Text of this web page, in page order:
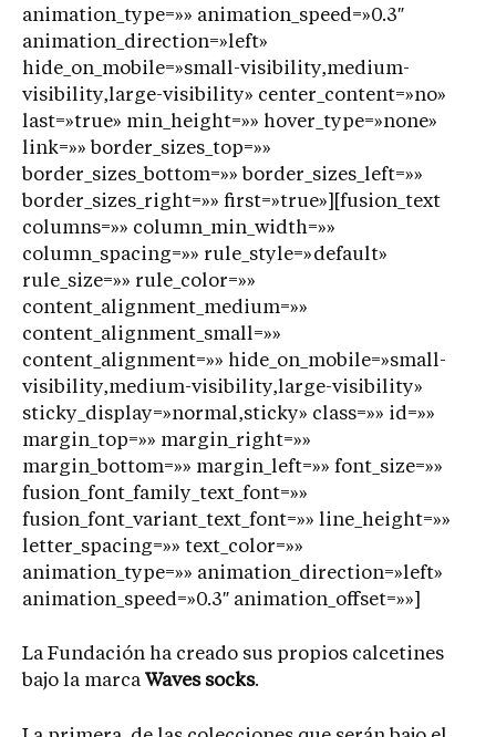
animation_type=»» animation_speed=»0.3″
animation_direction=»left»
hide_on_mobile=»small-visibility,medium-
visibility,large-visibility» center_content=»no»
last=»true» min_height=»» hover_type=»none»
link=»» border_sizes_top=»»
border_sizes_bottom=»» border_sizes_left=»»
border_sizes_right=»» first=»true»][fusion_text
columns=»» column_min_width=»»
column_spacing=»» rule_style=»default»
rule_size=»» rule_color=»»
content_alignment_medium=»»
content_alignment_small=»»
content_alignment=»» hide_on_mobile=»small-
visibility,medium-visibility,large-visibility»
sticky_display=»normal,sticky» class=»» id=»»
margin_top=»» margin_right=»»
margin_bottom=»» margin_left=»» font_size=»»
fusion_font_family_text_font=»»
fusion_font_variant_text_font=»» line_height=»»
letter_spacing=»» text_color=»»
animation_type=»» animation_direction=»left»
animation_speed=»0.3″ animation_offset=»»]
La Fundación ha creado sus propios calcetines
bajo la marca Waves socks.